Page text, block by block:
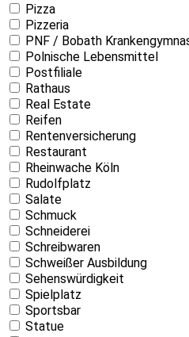
Pizza
Pizzeria
PNF / Bobath
Polnische Lebensmittel
Postfiliale
Rathaus
Real Estate
Reifen
Rentenversicherung
Restaurant
Rheinwache Köln
Rudolfplatz
Salate
Schmuck
Schneiderei
Schreibwaren
Schweißer Ausbildung
Sehenswürdigkeit
Spielplatz
Sportsbar
Statue